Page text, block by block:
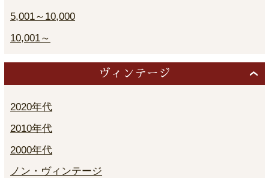
5,001～10,000
10,001～
ヴィンテージ
2020年代
2010年代
2000年代
ノン・ヴィンテージ